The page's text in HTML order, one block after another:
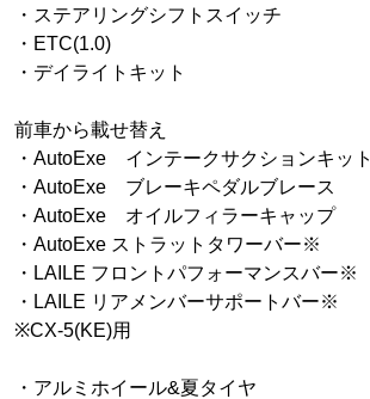
・ステアリングシフトスイッチ
・ETC(1.0)
・デイライトキット
前車から載せ替え
・AutoExe インテークサクションキット
・AutoExe ブレーキペダルブレース
・AutoExe オイルフィラーキャップ
・AutoExe ストラットタワーバー※
・LAILE フロントパフォーマンスバー※
・LAILE リアメンバーサポートバー※
※CX-5(KE)用
・アルミホイール&夏タイヤ